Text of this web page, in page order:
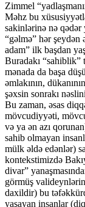
Zimmel
Məhz bu
sakinlərinə nə
“gəlmə” hər
adam” ilk başdan
Buradakı “sahiblik”
mənada da başa
əmlakının,
şəxsin sonrakı
Bu zaman, əsas
mövcudiyyəti,
və ya ən azı
sahib olmayan
mülk əldə edənlər)
kontekstimizdə
divar”
görmüş
daxildir) bu
yaşayan insanlar